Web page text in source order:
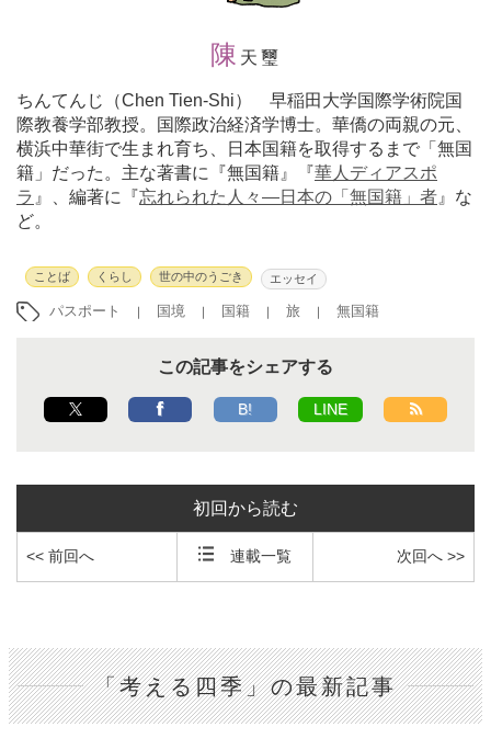
陳 天璽
ちんてんじ（Chen Tien-Shi） 早稲田大学国際学術院国
際教養学部教授。国際政治経済学博士。華僑の両親の元、
横浜中華街で生まれ育ち、日本国籍を取得するまで「無国
籍」だった。主な著書に『無国籍』『 華人ディアスポ
ラ 』、編著に『 忘れられた人々―日本の「無国籍」者』な
ど。
ことば くらし 世の中のうごき エッセイ
パスポート 国境 国籍 旅 無国籍
この記事をシェアする
B! LINE
初回から読む
<< 前回へ 連載一覧 次回へ >>
「考える四季」の最新記事